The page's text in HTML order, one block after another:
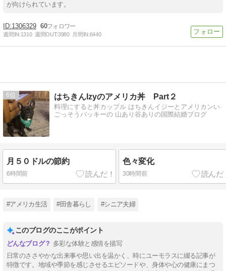
が向けられています。
1306329 60
週間IN:1310 週間OUT:3980 月間IN:6440
6 はちきんIzyのアメリカ丼 Part２
料理にすると丼カップル はちきんイジーとアメリカンい
ごっそうバッキーの 山あり谷ありの国際結婚ブログ
月５０ドルの節約
6時間前
色々変化
30時間前
#アメリカ生活 #田舎暮らし #シニア夫婦
このブログのここがポイント
多彩な体験と感情を描写
日常のささやかな出来事や思い出を温かく、時にユーモラスに綴る記事が
特徴です。地域や季節を感じさせるエピソードや、身体や心の健康にまつ